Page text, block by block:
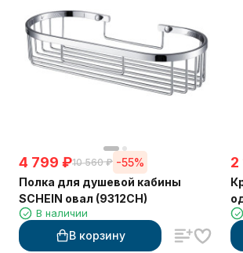
4 799 ₽10 560 ₽ -55%
Полка для душевой кабины
SCHEIN овал (9312CH)
В наличии
В корзину
2